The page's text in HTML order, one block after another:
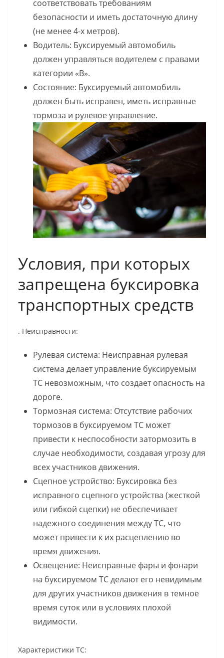
соответствовать требованиям
безопасности и иметь достаточную длину
(не менее 4-х метров).
Водитель: Буксируемый автомобиль
должен управляться водителем с правами
категории «B».
Состояние: Буксируемый автомобиль
должен быть исправен, иметь исправные
тормоза и рулевое управление.
Условия, при которых
запрещена буксировка
транспортных средств
. Неисправности:
Рулевая система: Неисправная рулевая
система делает управление буксируемым
ТС невозможным, что создает опасность на
дороге.
Тормозная система: Отсутствие рабочих
тормозов в буксируемом ТС может
привести к неспособности затормозить в
случае необходимости, создавая угрозу для
всех участников движения.
Сцепное устройство: Буксировка без
исправного сцепного устройства (жесткой
или гибкой сцепки) не обеспечивает
надежного соединения между ТС, что
может привести к их расцеплению во
время движения.
Освещение: Неисправные фары и фонари
на буксируемом ТС делают его невидимым
для других участников движения в темное
время суток или в условиях плохой
видимости.
Характеристики ТС: